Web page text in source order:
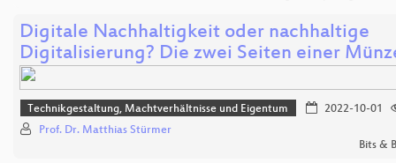
Digitale Nachhaltigkeit oder nachhaltige
Digitalisierung? Die zwei Seiten einer
Technikgestaltung, Machtverhältnisse und Eigentum
2022-10-01
Prof. Dr. Matthias Stürmer
Bits &